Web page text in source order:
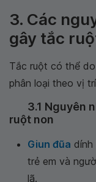
3. Các
gây tắc
Tắc ruột có thể
phân loại theo vị
3.1 Nguyên
ruột non
Giun đũa
trẻ em và
lã.